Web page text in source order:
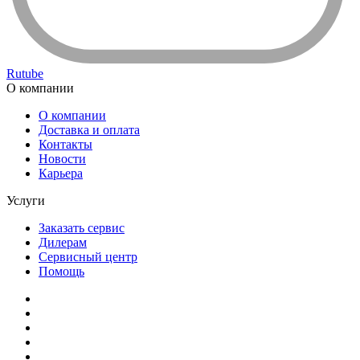
Rutube
О компании
О компании
Доставка и оплата
Контакты
Новости
Карьера
Услуги
Заказать сервис
Дилерам
Сервисный центр
Помощь